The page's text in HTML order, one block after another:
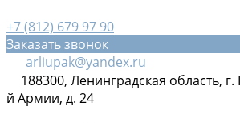
+7 (812) 679 97 90
Заказать звонок
arliupak@yandex.ru
188300, Ленинградская область,
й Армии, д. 24